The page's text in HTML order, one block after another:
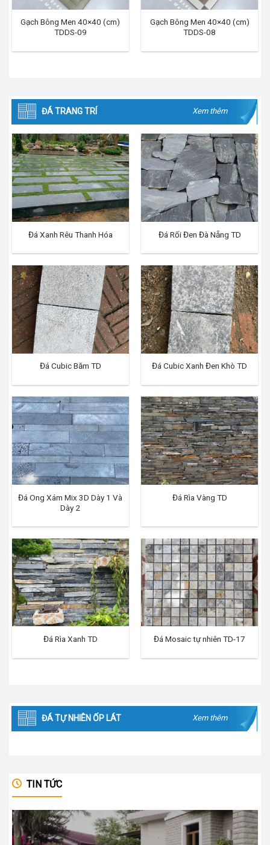
Gạch Bông Men 40×40 (cm)
TDDS-09
Gạch Bông Men 40×40 (cm)
TDDS-08
ĐÁ TRANG TRÍ Xem thêm
Đá Xanh Rêu Thanh Hóa Đá Rối Đen Đà Nẵng TD
Đá Cubic Băm TD Đá Cubic Xanh Đen Khò TD
Đá Ong Xám Mix 3D Dày 1 Và
Dày 2
Đá Rìa Vàng TD
Đá Rìa Xanh TD Đá Mosaic tự nhiên TD-17
ĐÁ TỰ NHIÊN ỐP LÁT Xem thêm
TIN TỨC